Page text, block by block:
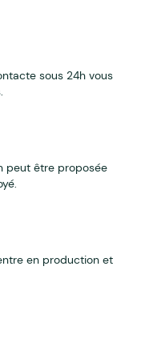
sous 24h vous
peut être proposée
en production et